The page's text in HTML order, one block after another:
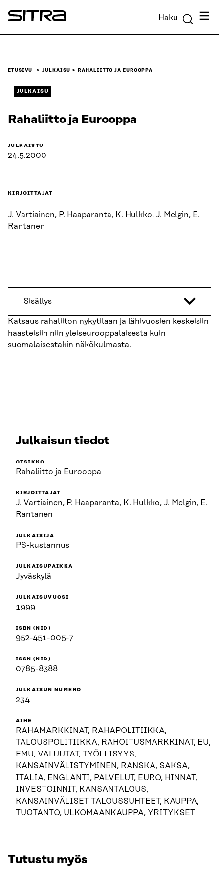
Siirry
suoraan
Sitra Haku
ETUSIVU JULKAISU RAHALIITTO JA EUROOPPA
JULKAISU
Rahaliitto ja Eurooppa
JULKAISTU
24.5.2000
KIRJOITTAJAT
J. Vartiainen, P. Haaparanta, K. Hulkko, J. Melgin, E.
Rantanen
Sisällys
Katsaus rahaliiton nykytilaan ja lähivuosien keskeisiin
haasteisiin niin yleiseurooppalaisesta kuin
suomalaisestakin näkökulmasta.
Julkaisun tiedot
OTSIKKO
Rahaliitto ja Eurooppa
KIRJOITTAJAT
J. Vartiainen, P. Haaparanta, K. Hulkko, J. Melgin, E.
Rantanen
JULKAISIJA
PS-kustannus
JULKAISUPAIKKA
Jyväskylä
JULKAISUVUOSI
1999
ISBN (NID)
952-451-005-7
ISSN (NID)
0785-8388
JULKAISUN NUMERO
234
AIHE
RAHAMARKKINAT, RAHAPOLITIIKKA,
TALOUSPOLITIIKKA, RAHOITUSMARKKINAT, EU,
EMU, VALUUTAT, TYÖLLISYYS,
KANSAINVÄLISTYMINEN, RANSKA, SAKSA,
ITALIA, ENGLANTI, PALVELUT, EURO, HINNAT,
INVESTOINNIT, KANSANTALOUS,
KANSAINVÄLISET TALOUSSUHTEET, KAUPPA,
TUOTANTO, ULKOMAANKAUPPA, YRITYKSET
Tutustu myös